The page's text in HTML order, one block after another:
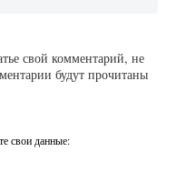
свой комментарий, не
будут прочитаны
свои данные: